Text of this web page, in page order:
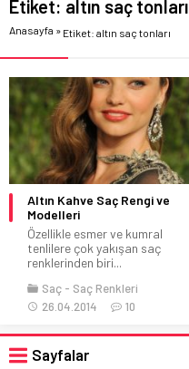
Etiket: altın saç tonları
Anasayfa » Etiket: altın saç tonları
Altın Kahve Saç Rengi ve
Modelleri
Özellikle esmer ve kumral
tenlilere çok yakışan saç
renklerinden biri...
Saç
Saç Renkleri
26.04.2014
10
Sayfalar